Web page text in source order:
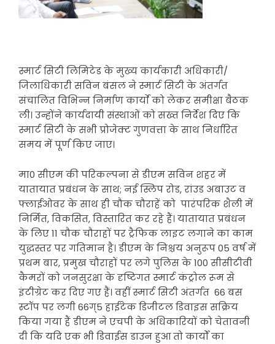
स्मार्ट सिटी लिमिटेड के मुख्य कार्यकारी अधिकारी/
जिलाधिकारी सविन बंसल ने स्मार्ट सिटी के अंतर्गत
संचालित विभिन्न निर्माण कार्याे को लेकर समीक्षा बैठक
ली। उन्होंने कार्यदायी संस्थाओं को सख्त निर्देश दिए कि
स्मार्ट सिटी के सभी प्रोजेक्ट गुणवत्ता के साथ निर्धारित
समय में पूर्ण किए जाए।
मा0 सीएम की परिकल्पना से डीएम सविन शहर में
यातायात प्रबंधन के साथ; नई स्लिप रोड, रांउड अबाउट व
फ्लाईओवर के साथ ही चौक चौराहें को पारंपरिक शैली में
निर्मित, विकसित, विस्तारित कर रहे हैं। यातायात प्रबंधन
के लिए 11 चौक चौराहों पर ट्रैफिक लाइट लगाने का काम
युद्धस्तर पर गतिमान है। डीएम के निश्चय अनुरूप 05 वर्ष में
प्रथम बार, प्रमुख चौराहों पर लगे पुलिस के 100 सीसीटीवी
कैमरों को जनसुरक्षा के दृष्टिगत स्मार्ट कंट्रोल रूम से
इंटीग्रेट कर दिए गए हैं। वहीं स्मार्ट सिटी अंतर्गत 66 बस
स्टॉप पर लगी 66ग्5 हाईटेक डिजीटल डिवाइस सक्रिय
किया गया हैं डीएम ने एचपी के अधिकारियों को चेतावनी
दी कि यदि एक भी डिवाईस डाउन हुआ तो कार्यों का